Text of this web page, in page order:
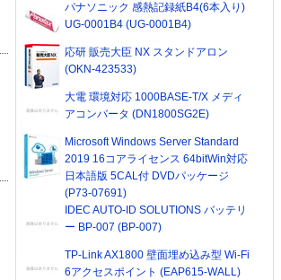
パナソニック 感熱記録紙B4(6本入り)
UG-0001B4 (UG-0001B4)
応研 販売大臣 NX スタンドアロン
(OKN-423533)
大電 環境対応 1000BASE-T/X メディ
アコンバータ (DN1800SG2E)
Microsoft Windows Server Standard
2019 16コアライセンス 64bitWin対応
日本語版 5CAL付 DVDパッケージ
(P73-07691)
IDEC AUTO-ID SOLUTIONS バッテリ
ー BP-007 (BP-007)
TP-Link AX1800 壁面埋め込み型 Wi-Fi
6アクセスポイント (EAP615-WALL)